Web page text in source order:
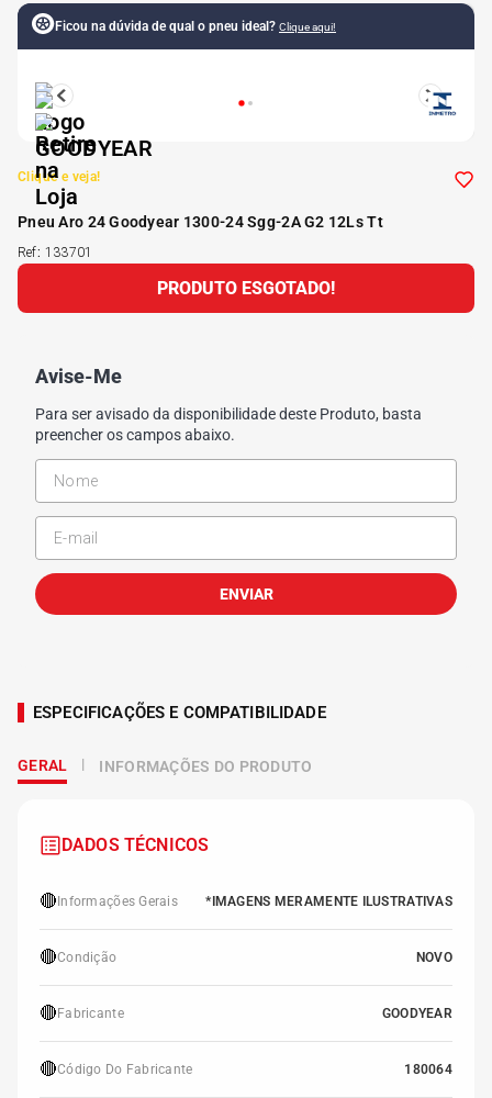
Ficou na dúvida de qual o pneu ideal? Clique aqui!
Clique e veja!
Pneu Aro 24 Goodyear 1300-24 Sgg-2A G2 12Ls Tt
Ref: 133701
PRODUTO ESGOTADO!
Avise-Me
Para ser avisado da disponibilidade deste Produto, basta
preencher os campos abaixo.
ENVIAR
ESPECIFICAÇÕES E COMPATIBILIDADE
GERAL INFORMAÇÕES DO PRODUTO
DADOS TÉCNICOS
🔴 Informações Gerais *IMAGENS MERAMENTE ILUSTRATIVAS
🔴Condição NOVO
🔴 Fabricante GOODYEAR
🔴Código Do Fabricante 180064
5º 175 70r14
6 º
7
8º 205 55r16